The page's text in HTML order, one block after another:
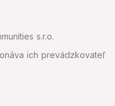
s.r.o.
ich prevádzkovateľ